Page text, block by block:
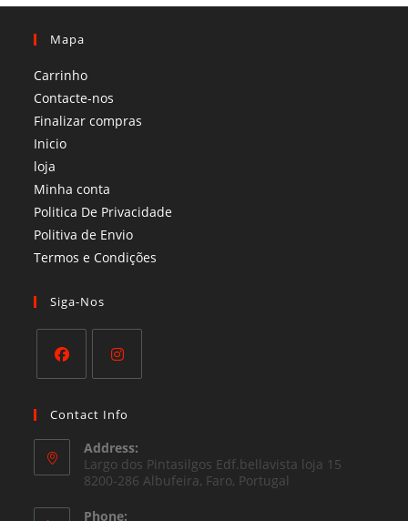
Mapa
Carrinho
Contacte-nos
Finalizar compras
Inicio
loja
Minha conta
Politica De Privacidade
Politiva de Envio
Termos e Condições​
Siga-Nos
in
new
tab
in
new
tab
Contact Info
Address:
Largo dos Pintasilgos Edf.bellavista loja 15
8200-286 Albufeira, Faro, Portugal
Phone: